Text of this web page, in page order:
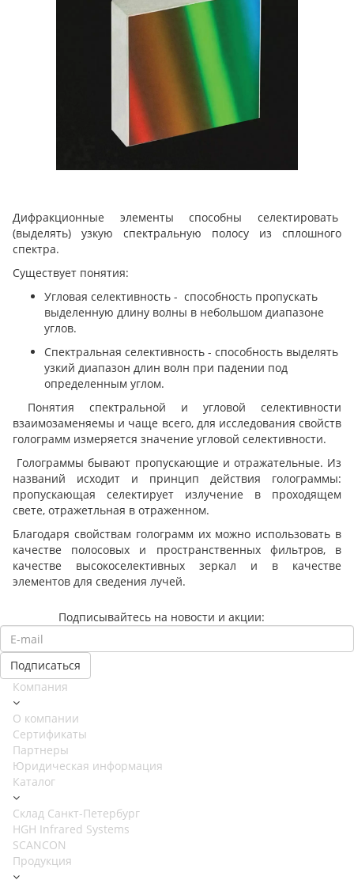
Дифракционные элементы способны селектировать
(выделять) узкую спектральную полосу из сплошного
спектра.
Существует понятия:
Угловая селективность - способность пропускать
выделенную длину волны в небольшом диапазоне
углов.
Спектральная селективность - способность выделять
узкий диапазон длин волн при падении под
определенным углом.
Понятия спектральной и угловой селективности
взаимозаменяемы и чаще всего, для исследования свойств
голограмм измеряется значение угловой селективности.
Голограммы бывают пропускающие и отражательные. Из
названий исходит и принцип действия голограммы:
пропускающая селектирует излучение в проходящем
свете, отражетльная в отраженном.
Благодаря свойствам голограмм их можно использовать в
качестве полосовых и пространственных фильтров, в
качестве высокоселективных зеркал и в качестве
элементов для сведения лучей.
Подписывайтесь на новости и акции:
Компания
О компании
Сертификаты
Партнеры
Юридическая информация
Каталог
Cклад Санкт-Петербург
HGH Infrared Systems
SCANCON
Продукция